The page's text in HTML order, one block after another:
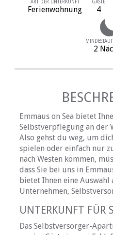
ART DER UNTERKUNFT
Ferienwohnung
GÄSTE
4
2
Emmaus on Sea bietet
Selbstverpflegung an der
Also gehst du weg, um
spielen oder einfach nur
nach Westen kommen,
dass Sie bei uns in
bietet Ihnen eine
Unternehmen,
UNTERKUNFT FÜR
Das Selbstversorger-